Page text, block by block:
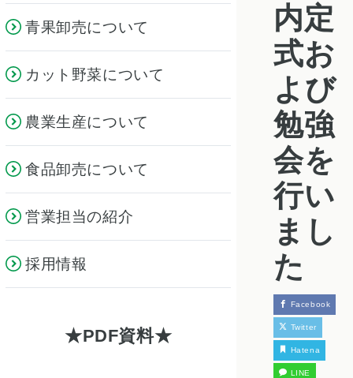
青果卸売について
カット野菜について
農業生産について
食品卸売について
営業担当の紹介
採用情報
PDF資料
内定
式お
よび
勉強
会を
行い
まし
た
Facebook
Twitter
Hatena
LINE